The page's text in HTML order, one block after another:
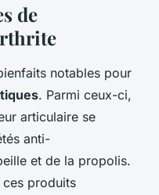
de
notables pour
. Parmi ceux-ci,
articulaire se
anti-
et de la propolis.
ces produits